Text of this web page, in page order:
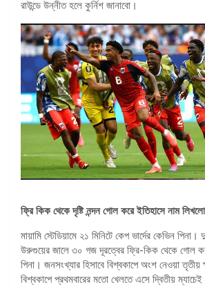
রাউন্ডে উন্নীত হলে কুর্নিশ জানাবো।
ফ্রি কিক থেকে দৃষ্টি নন্দন গোল করে ইতিহাসে নাম
মায়ামি স্টেডিয়ামে ২১ মিনিটে কেপ ভার্দের কেভিন পিনা।
উরুগুয়ের জালে ৩০ গজ দূরত্বের ফ্রি-কিক থেকে গোল
পিনা। জনসংখ্যার হিসাবে বিশ্বকাপে অংশ নেওয়া তৃতীয়
বিশ্বকাপে প্রথমবারের মতো খেলতে এসে দ্বিতীয়